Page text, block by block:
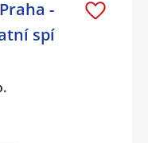
-
spí